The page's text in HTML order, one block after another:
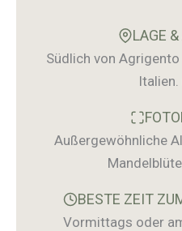
LAGE
Südlich von
Italien.
Außergewöhnliche
BESTE ZEIT
Vormittags oder